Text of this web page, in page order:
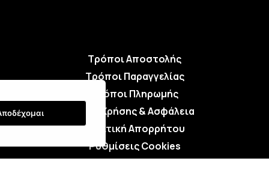
Τρόποι Αποστολής
Τρόποι Παραγγελίας
Τρόποι Πληρωμής
Όροι Χρήσης & Ασφάλεια
Πολιτική Απορρήτου
Ρυθμίσεις Cookies